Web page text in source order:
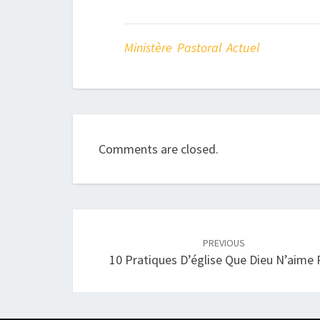
Ministère Pastoral Actuel
Comments are closed.
navigation
PREVIOUS
10 Pratiques D’église Que Dieu N’aime